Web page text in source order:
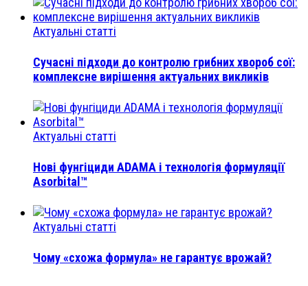
Актуальні статті
Сучасні підходи до контролю грибних хвороб сої:
комплексне вирішення актуальних викликів
Актуальні статті
Нові фунгіциди ADAMA і технологія формуляції
Asorbital™
Актуальні статті
Чому «схожа формула» не гарантує врожай?